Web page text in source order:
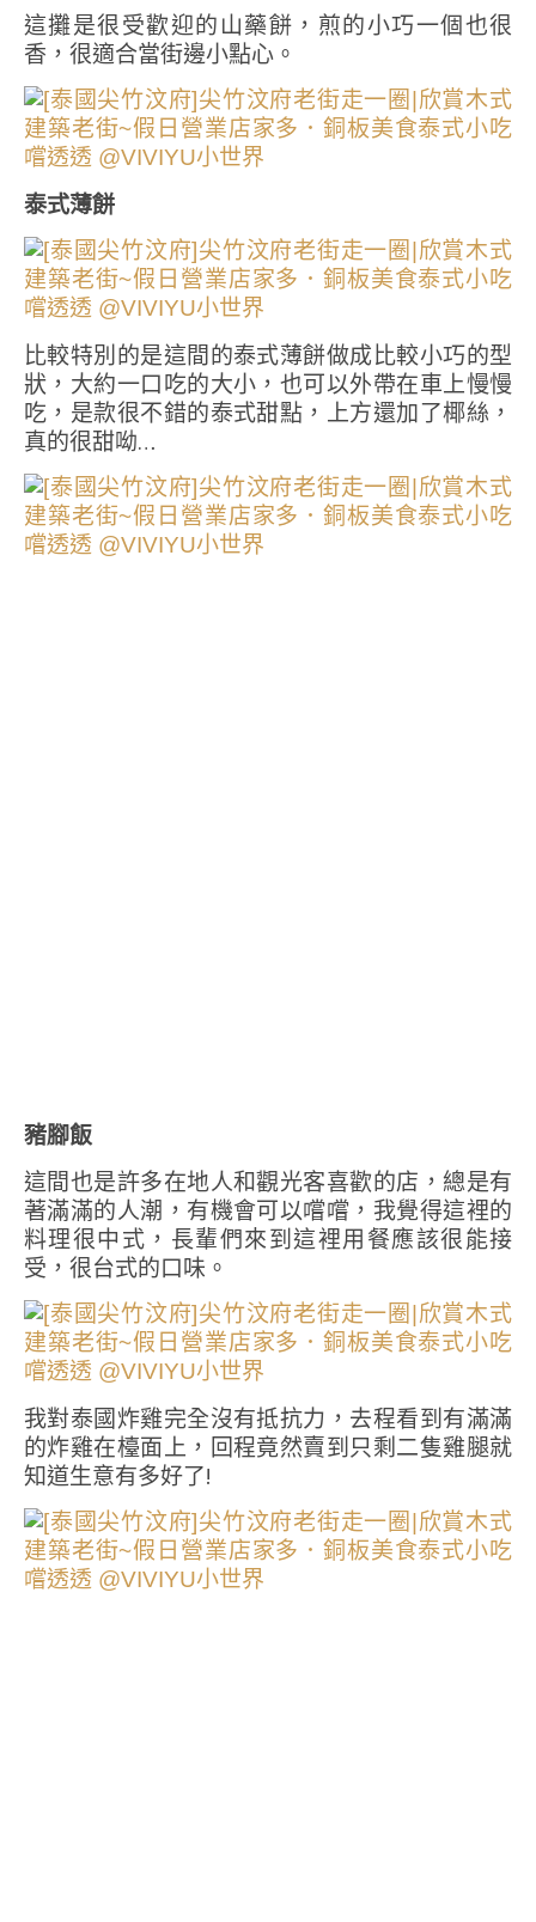
這攤是很受歡迎的山藥餅，煎的小巧一個也很
香，很適合當街邊小點心。
泰式薄餅
比較特別的是這間的泰式薄餅做成比較小巧的型
狀，大約一口吃的大小，也可以外帶在車上慢慢
吃，是款很不錯的泰式甜點，上方還加了椰絲，
真的很甜呦…
豬腳飯
這間也是許多在地人和觀光客喜歡的店，總是有
著滿滿的人潮，有機會可以嚐嚐，我覺得這裡的
料理很中式，長輩們來到這裡用餐應該很能接
受，很台式的口味。
我對泰國炸雞完全沒有抵抗力，去程看到有滿滿
的炸雞在檯面上，回程竟然賣到只剩二隻雞腿就
知道生意有多好了!